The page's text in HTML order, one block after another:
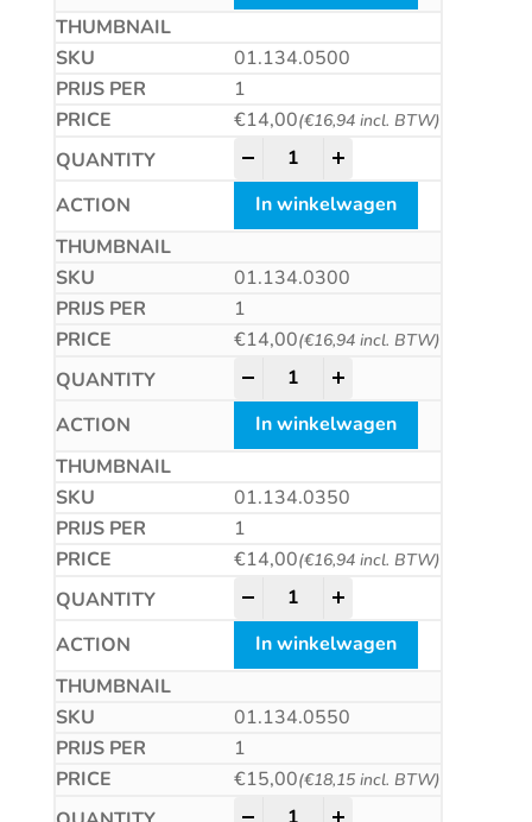
01.134.0500
1
€14,00(€16,94incl. BTW)
HM plaatwerkboor,
In winkelwagen
01.134.0300
1
€14,00(€16,94incl. BTW)
HM plaatwerkboor,
In winkelwagen
01.134.0350
1
€14,00(€16,94incl. BTW)
HM plaatwerkboor,
In winkelwagen
01.134.0550
1
€15,00(€18,15incl. BTW)
HM plaatwerkboor,